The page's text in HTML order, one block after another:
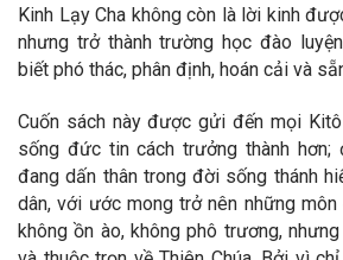
Kinh Lạy Cha không còn là lời kinh
nhưng trở thành trường học đào
biết phó thác, phân định, hoán cải và
Cuốn sách này được gửi đến mọi
sống đức tin cách trưởng thành
đang dấn thân trong đời sống thánh
dân, với ước mong trở nên những
không ồn ào, không phô trương,